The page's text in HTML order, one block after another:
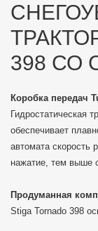
398 СО
Коробка передач
Гидростатическая
обеспечивает
автомата скорость
нажатие, тем выше
Продуманная
Stiga Tornado 398